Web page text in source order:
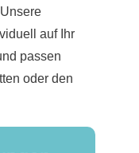
auf Ihr
passen
oder den